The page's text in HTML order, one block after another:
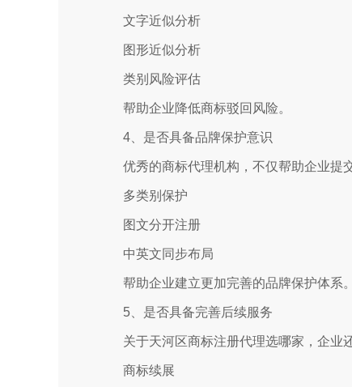
文字近似分析
图形近似分析
类别风险评估
帮助企业降低商标驳回风险。
4、是否具备品牌保护意识
优秀的商标代理机构，不仅帮助企业提
多类别保护
图文分开注册
中英文同步布局
帮助企业建立更加完善的品牌保护体系。
5、是否具备完善后续服务
关于天河区商标注册代理选哪家，企业
商标续展